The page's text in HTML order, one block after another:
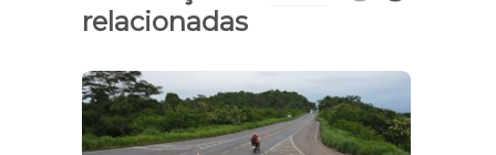
Publicações
relacionadas